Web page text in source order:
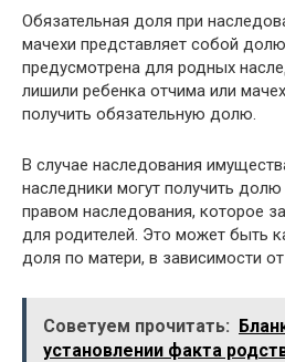
Обязательная доля при
мачехи представляет собой
предусмотрена для родных
лишили ребенка отчима или
получить обязательную долю.
В случае наследования
наследники могут получить долю
правом наследования, которое
для родителей. Это может быть
доля по матери, в зависимости от
Советуем прочитать:
установлении факта